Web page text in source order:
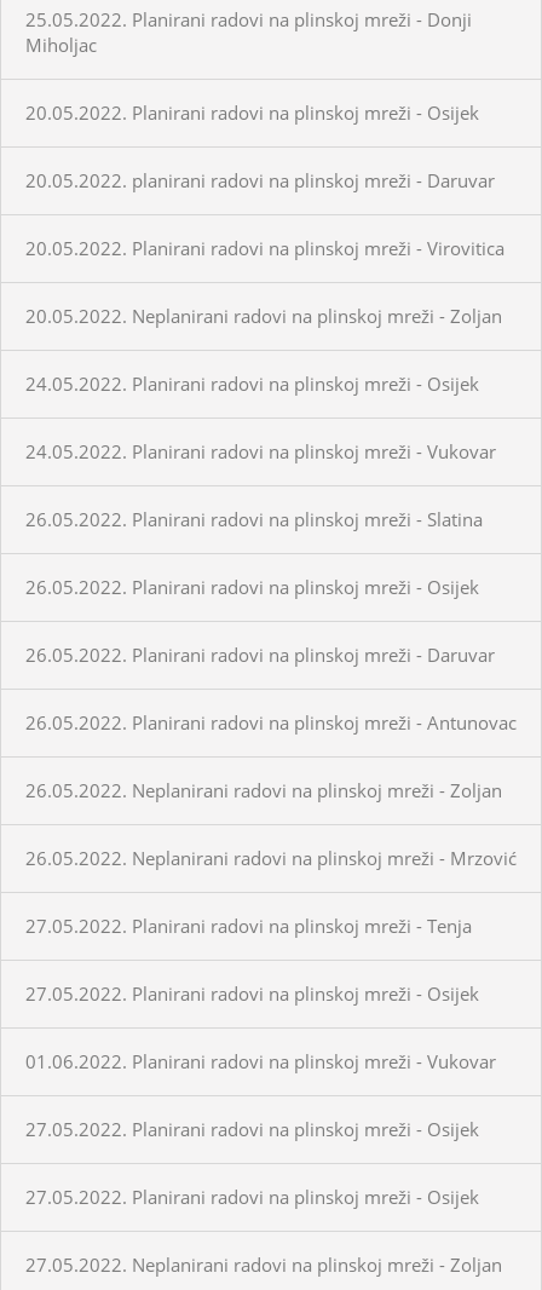
25.05.2022. Planirani radovi na plinskoj mreži - Donji
Miholjac
20.05.2022. Planirani radovi na plinskoj mreži - Osijek
20.05.2022. planirani radovi na plinskoj mreži - Daruvar
20.05.2022. Planirani radovi na plinskoj mreži - Virovitica
20.05.2022. Neplanirani radovi na plinskoj mreži - Zoljan
24.05.2022. Planirani radovi na plinskoj mreži - Osijek
24.05.2022. Planirani radovi na plinskoj mreži - Vukovar
26.05.2022. Planirani radovi na plinskoj mreži - Slatina
26.05.2022. Planirani radovi na plinskoj mreži - Osijek
26.05.2022. Planirani radovi na plinskoj mreži - Daruvar
26.05.2022. Planirani radovi na plinskoj mreži - Antunovac
26.05.2022. Neplanirani radovi na plinskoj mreži - Zoljan
26.05.2022. Neplanirani radovi na plinskoj mreži - Mrzović
27.05.2022. Planirani radovi na plinskoj mreži - Tenja
27.05.2022. Planirani radovi na plinskoj mreži - Osijek
01.06.2022. Planirani radovi na plinskoj mreži - Vukovar
27.05.2022. Planirani radovi na plinskoj mreži - Osijek
27.05.2022. Planirani radovi na plinskoj mreži - Osijek
27.05.2022. Neplanirani radovi na plinskoj mreži - Zoljan